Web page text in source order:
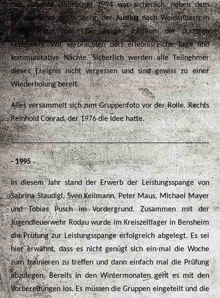
Der absolute Höhepunkt 1994 war sicherlich, neben dem
Kreiszeltlager in Darsberg, der Ausflug nach Weidenbach in
Mittelfranken zum 125 jährigen Jubiläum der dortigen
Feuerwehr. Wir verbrachten dort erlebnisreiche Tage und
kommunikative Nächte. Sicherlich werden alle Teilnehmer
dieses Ereignis nicht vergessen und sind gewiss zu einer
Wiederholung bereit.
Alles versammelt sich zum Gruppenfoto vor der Rolle. Rechts
Reinhold Conrad, der 1976 die Idee hatte.
- 1995-
In diesem Jahr stand der Erwerb der Leistungsspange von
Sabrina Staudigl, Sven Keilmann, Peter Maus, Michael Mayer
und Tobias Pusch im Vordergrund. Zusammen mit der
Jugendfeuerwehr Rodau wurde im Kreiszeltlager in Bensheim
die Prüfung zur Leistungsspange erfolgreich abgelegt. Es sei
hier erwähnt, dass es nicht genügt sich ein-mal die Woche
zum trainieren zu treffen und dann einfach mal die Prüfung
abzulegen. Bereits in den Wintermonaten geht es mit den
Vorbereitungen los. Es müssen die Gruppen eingeteilt und die